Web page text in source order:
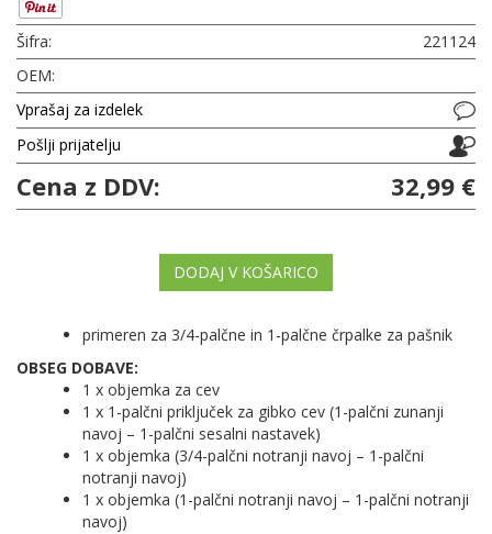
Šifra:
221124
OEM:
Vprašaj za izdelek
Pošlji prijatelju
Cena z DDV: 32,99 €
DODAJ V KOŠARICO
primeren za 3/4-palčne in 1-palčne črpalke za pašnik
OBSEG DOBAVE:
1 x objemka za cev
1 x 1-palčni priključek za gibko cev (1-palčni zunanji
navoj – 1-palčni sesalni nastavek)
1 x objemka (3/4-palčni notranji navoj – 1-palčni
notranji navoj)
1 x objemka (1-palčni notranji navoj – 1-palčni notranji
navoj)